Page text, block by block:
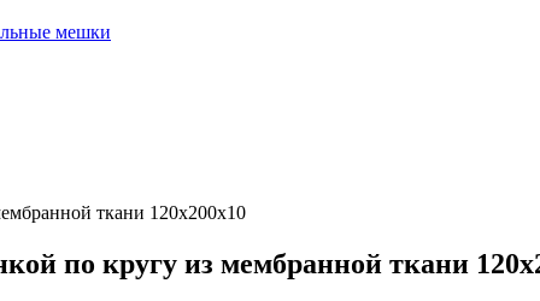
мешки
ткани 120х200х10
по кругу из мембранной ткани